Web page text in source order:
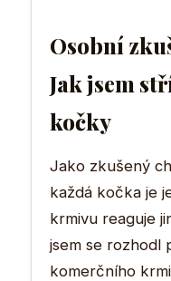
Osobní
Jak jsem
kočky
Jako zkušený
každá kočka je
krmivu reaguje
jsem se rozhodl
komerčního